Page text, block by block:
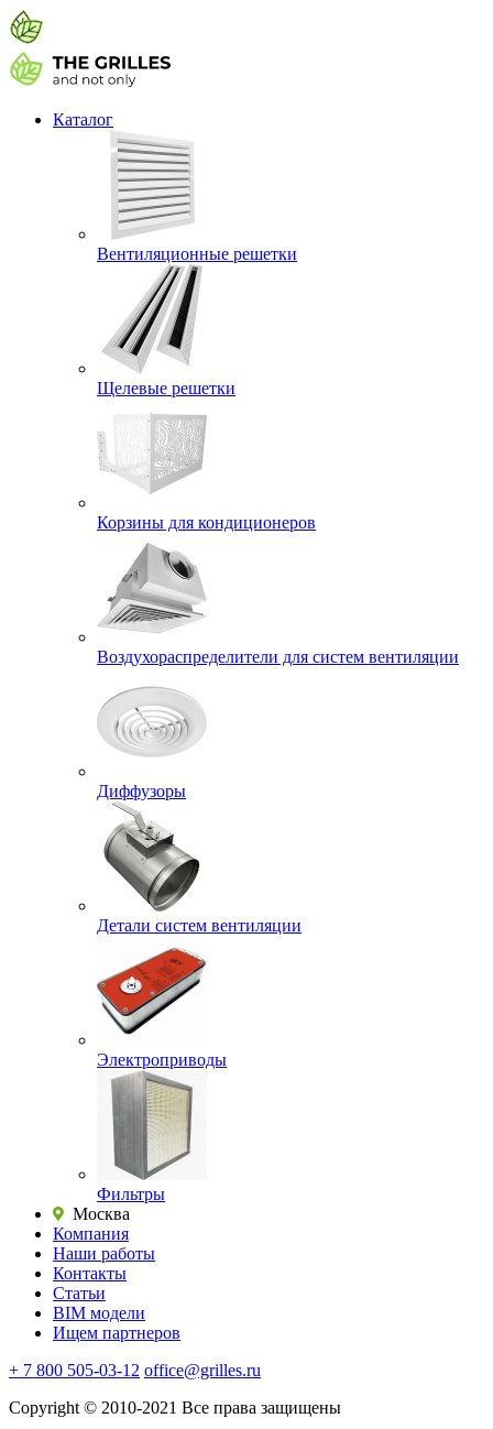
Каталог
Вентиляционные решетки
Щелевые решетки
Корзины для кондиционеров
Воздухораспределители для систем вентиляции
Диффузоры
Детали систем вентиляции
Электроприводы
Фильтры
Москва
Компания
Наши работы
Контакты
Статьи
BIM модели
Ищем партнеров
+ 7 800 505-03-12 office@grilles.ru
Copyright © 2010-2021 Все права защищены